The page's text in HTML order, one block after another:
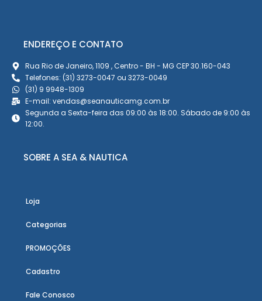
ENDEREÇO E CONTATO
Rua Rio de Janeiro, 1109 , Centro - BH - MG CEP 30.160-043
Telefones: (31) 3273-0047 ou 3273-0049
(31) 9 9948-1309
E-mail: vendas@seanauticamg.com.br
Segunda a Sexta-feira das 09:00 às 18:00. Sábado de 9:00 às
12:00.
SOBRE A SEA & NAUTICA
Loja
Categorias
PROMOÇÕES
Cadastro
Fale Conosco